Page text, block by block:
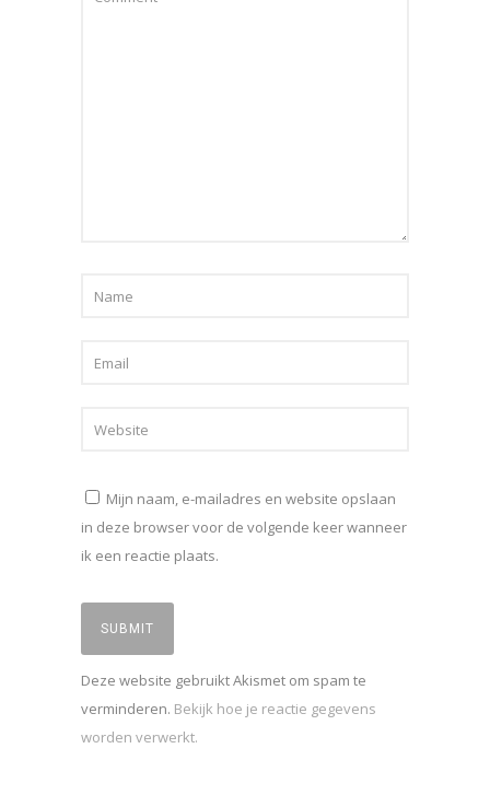
Mijn naam, e-mailadres en website opslaan
in deze browser voor de volgende keer wanneer
ik een reactie plaats.
Deze website gebruikt Akismet om spam te
verminderen. Bekijk hoe je reactie gegevens
worden verwerkt.